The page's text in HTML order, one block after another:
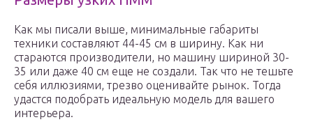
Как мы писали выше, минимальные габариты
техники составляют 44-45 см в ширину. Как ни
стараются производители, но машину шириной 30-
35 или даже 40 см еще не создали. Так что не тешьте
себя иллюзиями, трезво оценивайте рынок. Тогда
удастся подобрать идеальную модель для вашего
интерьера.